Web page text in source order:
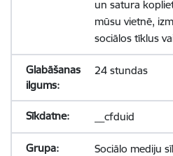
un satura
mūsu vietnē,
sociālos tīklus
24 stundas
__cfduid
Sociālo mediju